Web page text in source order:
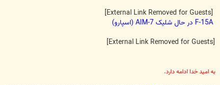
F-15A در حال شلیک AIM-7 (اسپارو)
به امید خدا ادامه دارد.